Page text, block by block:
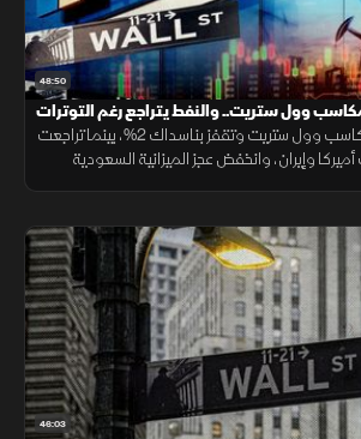
48:50
وول ستريت.. والنفط يتراجع رغم التوترات
مايكروسوفت تقود مكاسب وول ستريت وتقفز بناسداك 2%، بينما تراجعت
وإيران، وانخفض عجز الميزانية السعودية
46:03